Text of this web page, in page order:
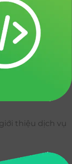
thiệu dịch vụ